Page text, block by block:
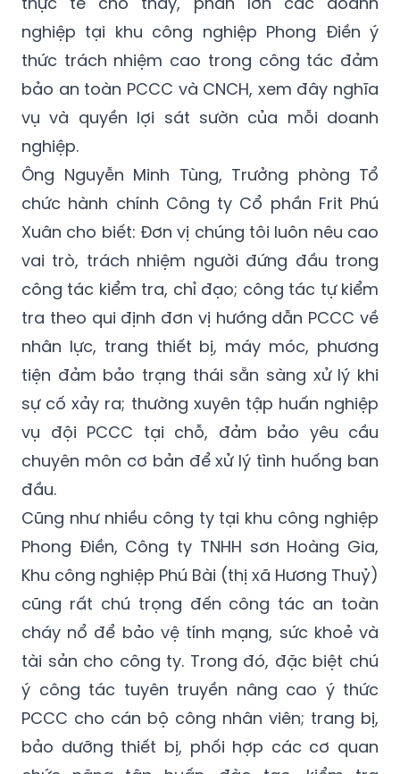
thức trách nhiệm cao trong công tác đảm
bảo an toàn PCCC và CNCH, xem đây nghĩa
vụ và quyền lợi sát sườn của mỗi doanh
nghiệp.
Ông Nguyễn Minh Tùng, Trưởng phòng Tổ
chức hành chính Công ty Cổ phần Frit Phú
Xuân cho biết: Đơn vị chúng tôi luôn nêu cao
vai trò, trách nhiệm người đứng đầu trong
công tác kiểm tra, chỉ đạo; công tác tự kiểm
tra theo qui định đơn vị hướng dẫn PCCC về
nhân lực, trang thiết bị, máy móc, phương
tiện đảm bảo trạng thái sẵn sàng xử lý khi
sự cố xảy ra; thường xuyên tập huấn nghiệp
vụ đội PCCC tại chỗ, đảm bảo yêu cầu
chuyên môn cơ bản để xử lý tình huống ban
đầu.
Cũng như nhiều công ty tại khu công nghiệp
Phong Điền, Công ty TNHH sơn Hoàng Gia,
Khu công nghiệp Phú Bài (thị xã Hương Thuỷ)
cũng rất chú trọng đến công tác an toàn
cháy nổ để bảo vệ tính mạng, sức khoẻ và
tài sản cho công ty. Trong đó, đặc biệt chú
ý công tác tuyên truyền nâng cao ý thức
PCCC cho cán bộ công nhân viên; trang bị,
bảo dưỡng thiết bị, phối hợp các cơ quan
chức năng tập huấn, đào tạo, kiểm tra
nghiệp vụ cho lực lượng PCCC và CNCH tại